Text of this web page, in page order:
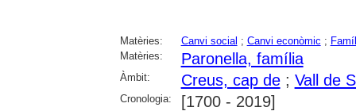
Matèries: Canvi social ; Canvi econòmic ;
Matèries:
Paronella, família
Àmbit: Creus, cap de; Vall de
Cronologia: [1700 - 2019]